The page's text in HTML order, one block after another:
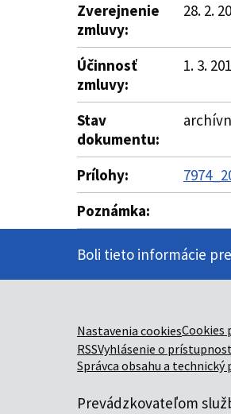
Zverejnenie
zmluvy:
28. 2.
Účinnosť
zmluvy:
1. 3.
Stav
dokumentu:
Prílohy:
Poznámka:
Boli tieto informácie
Nastavenia cookiesCookies
RSSVyhlásenie o
Správca obsahu a
Prevádzkovateľom